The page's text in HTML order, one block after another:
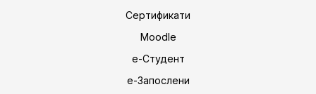
Сертификати
Moodle
е-Студент
е-Запослени